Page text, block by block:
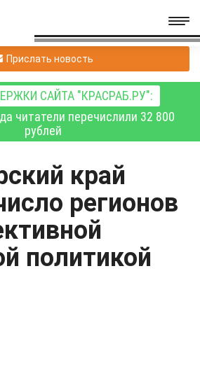
Прислать новость
САЙТА "КРАСРАБ.РУ":
читатели перечислили 32 800
рублей
край
регионов
политикой